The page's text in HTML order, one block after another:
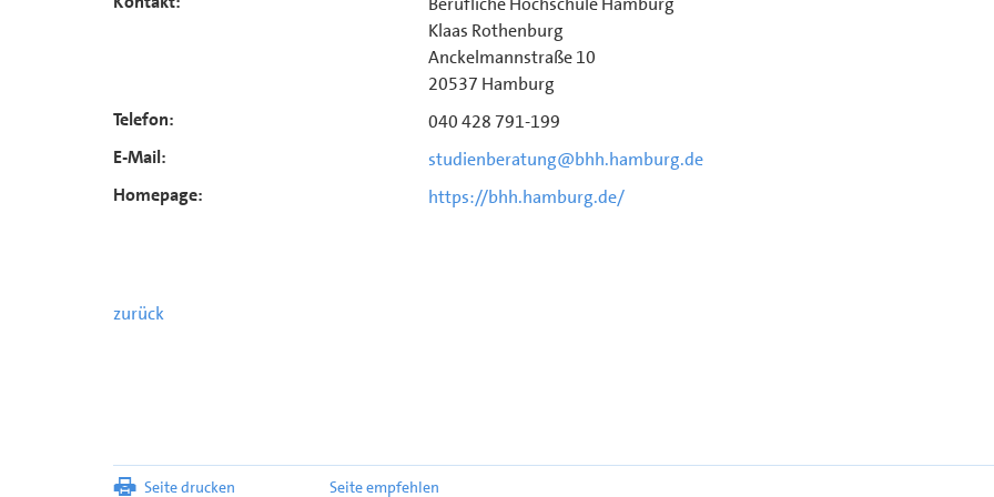
Klaas Rothenburg
Anckelmannstraße 10
20537 Hamburg
Telefon:
040 428 791-199
E-Mail:
studienberatung@bhh.hamburg.de
Homepage:
https://bhh.hamburg.de/
zurück
Seite drucken Seite empfehlen